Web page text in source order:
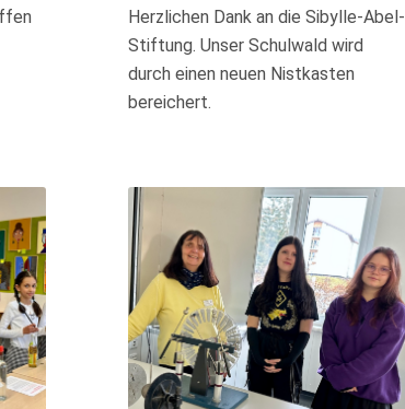
Herzlichen Dank an die Sibylle-Abel-
Stiftung. Unser Schulwald wird
durch einen neuen Nistkasten
bereichert.